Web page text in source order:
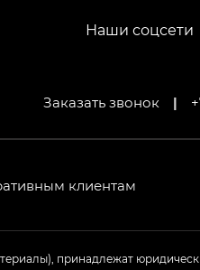
Заказать звонок |
клиентам
принадлежат